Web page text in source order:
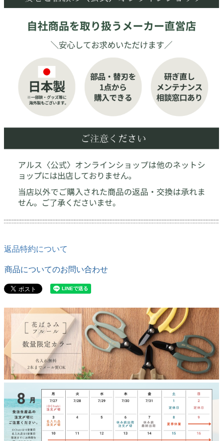
返品特約について
商品についてのお問い合わせ